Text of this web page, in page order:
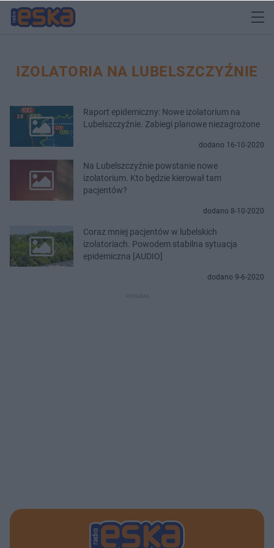
IZOLATORIA NA LUBELSZCZYŹNIE
Raport epidemiczny: Nowe izolatorium na
Lubelszczyźnie. Zabiegi planowe niezagrożone
dodano 16-10-2020
Na Lubelszczyźnie powstanie nowe
izolatorium. Kto będzie kierował tam
pacjentów?
dodano 8-10-2020
Coraz mniej pacjentów w lubelskich
izolatoriach. Powodem stabilna sytuacja
epidemiczna [AUDIO]
dodano 9-6-2020